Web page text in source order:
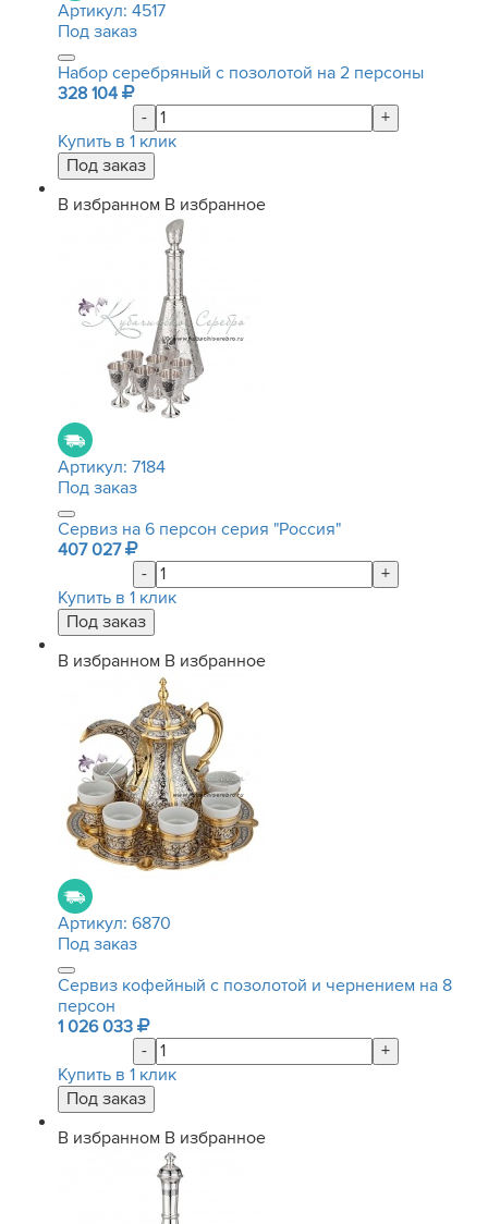
Артикул: 4517
Под заказ
Набор серебряный с позолотой на 2 персоны
328 104
-
+
Купить в 1 клик
В избранном В избранное
Артикул: 7184
Под заказ
Сервиз на 6 персон серия "Россия"
407 027
-
+
Купить в 1 клик
В избранном В избранное
Артикул: 6870
Под заказ
Сервиз кофейный с позолотой и чернением на 8
персон
1 026 033
-
+
Купить в 1 клик
В избранном В избранное